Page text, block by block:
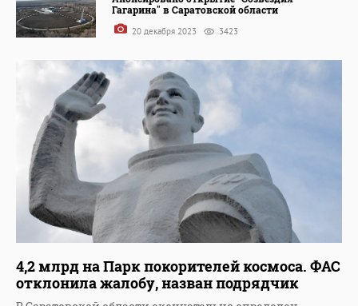
Гагарина" в Саратовской области
20 декабря 2023 3423
4,2 млрд на Парк покорителей космоса. ФАС
отклонила жалобу, назван подрядчик